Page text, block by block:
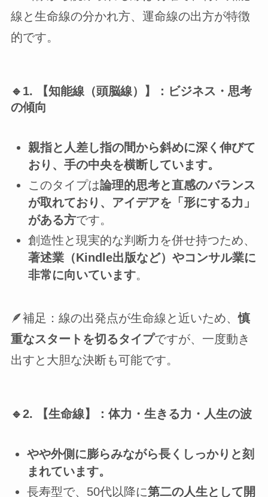
線と生命線の分かれ方、運命線の出方が特徴
的です。
🔹1. 【知能線（頭脳線）】：ビジネス・思考
の傾向
親指と人差し指の間から斜めに深く伸びて
おり、手の中央を横断しています。
このタイプは論理的思考と直感のバランス
が取れており、アイデアを「形にする力」
がある方です。
創造性と現実的な判断力を併せ持つため、
著述業（Kindle出版など）やコンサル業に
非常に向いています。
🪶補足：線の出発点が生命線と近いため、慎
重なスタートを切るタイプですが、一度動き
出すと大胆な決断も可能です。
🔹2. 【生命線】：体力・生きる力・人生の波
やや外側に膨らみながら長くしっかりと刻
まれています。
長寿型で、50代以降に第二の人生として開